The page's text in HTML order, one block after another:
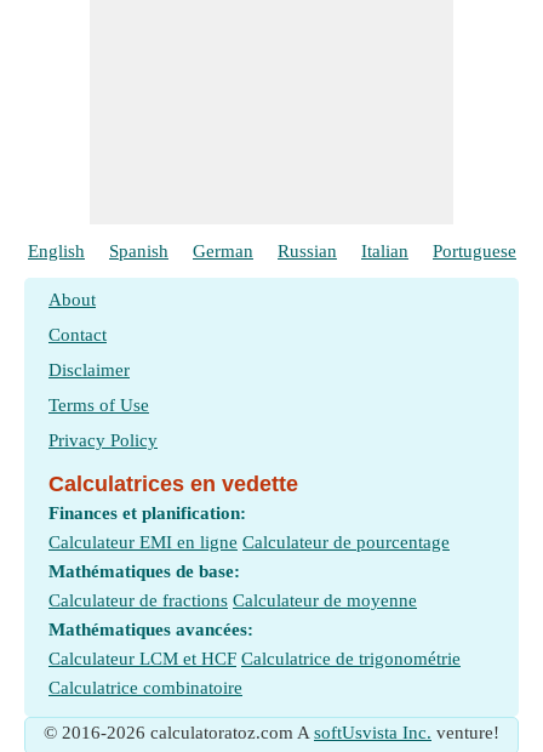
English Spanish German Russian Italian Portuguese
About
Contact
Disclaimer
Terms of Use
Privacy Policy
Calculatrices en vedette
Finances et planification:
Calculateur EMI en ligne Calculateur de pourcentage
Mathématiques de base:
Calculateur de fractions Calculateur de moyenne
Mathématiques avancées:
Calculateur LCM et HCF Calculatrice de trigonométrie
Calculatrice combinatoire
© 2016-2026 calculatoratoz.com A softUsvista Inc. venture!